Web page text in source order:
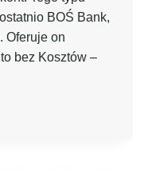
BOŚ Bank,
Oferuje on
bez Kosztów –